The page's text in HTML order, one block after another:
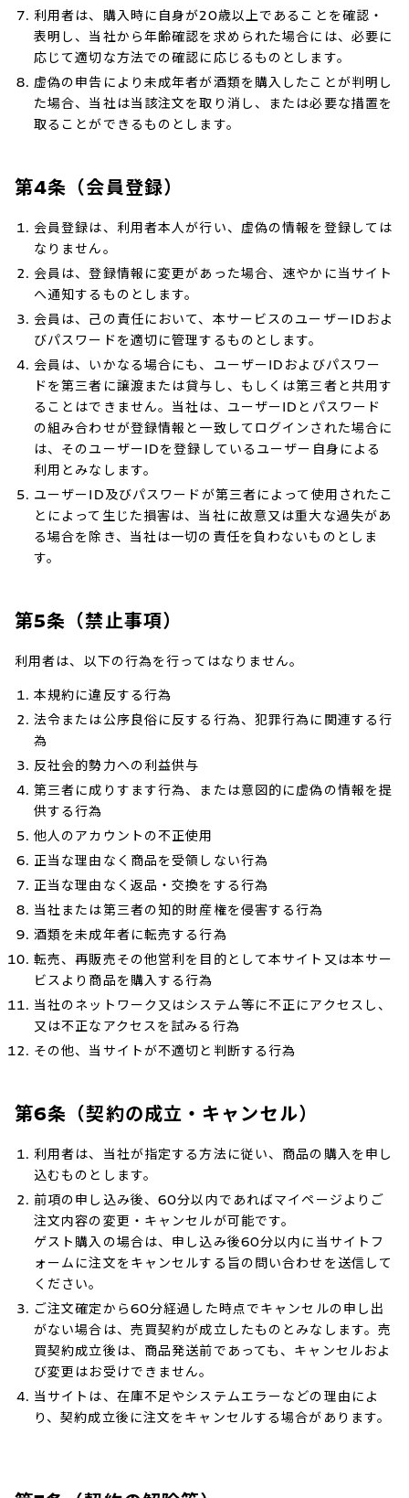
利用者は、購入時に自身が20歳以上であることを確認・
表明し、当社から年齢確認を求められた場合には、必要に
応じて適切な方法での確認に応じるものとします。
虚偽の申告により未成年者が酒類を購入したことが判明し
た場合、当社は当該注文を取り消し、または必要な措置を
取ることができるものとします。
第4条（会員登録）
会員登録は、利用者本人が行い、虚偽の情報を登録しては
なりません。
会員は、登録情報に変更があった場合、速やかに当サイト
へ通知するものとします。
会員は、己の責任において、本サービスのユーザーIDおよ
びパスワードを適切に管理するものとします。
会員は、いかなる場合にも、ユーザーIDおよびパスワー
ドを第三者に譲渡または貸与し、もしくは第三者と共用す
ることはできません。当社は、ユーザーIDとパスワード
の組み合わせが登録情報と一致してログインされた場合に
は、そのユーザーIDを登録しているユーザー自身による
利用とみなします。
ユーザーID及びパスワードが第三者によって使用されたこ
とによって生じた損害は、当社に故意又は重大な過失があ
る場合を除き、当社は一切の責任を負わないものとしま
す。
第5条（禁止事項）
利用者は、以下の行為を行ってはなりません。
本規約に違反する行為
法令または公序良俗に反する行為、犯罪行為に関連する行
為
反社会的勢力への利益供与
第三者に成りすます行為、または意図的に虚偽の情報を提
供する行為
他人のアカウントの不正使用
正当な理由なく商品を受領しない行為
正当な理由なく返品・交換をする行為
当社または第三者の知的財産権を侵害する行為
酒類を未成年者に転売する行為
転売、再販売その他営利を目的として本サイト又は本サー
ビスより商品を購入する行為
当社のネットワーク又はシステム等に不正にアクセスし、
又は不正なアクセスを試みる行為
その他、当サイトが不適切と判断する行為
第6条（契約の成立・キャンセル）
利用者は、当社が指定する方法に従い、商品の購入を申し
込むものとします。
前項の申し込み後、60分以内であればマイページよりご
注文内容の変更・キャンセルが可能です。
ゲスト購入の場合は、申し込み後60分以内に当サイトフ
ォームに注文をキャンセルする旨の問い合わせを送信して
ください。
ご注文確定から60分経過した時点でキャンセルの申し出
がない場合は、売買契約が成立したものとみなします。売
買契約成立後は、商品発送前であっても、キャンセルおよ
び変更はお受けできません。
当サイトは、在庫不足やシステムエラーなどの理由によ
り、契約成立後に注文をキャンセルする場合があります。